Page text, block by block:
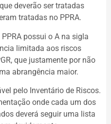
deverão ser tratadas
tratadas no PPRA.
possui o A na sigla
limitada aos riscos
que justamente por não
abrangência maior.
pelo Inventário de Riscos.
onde cada um dos
deverá seguir uma lista